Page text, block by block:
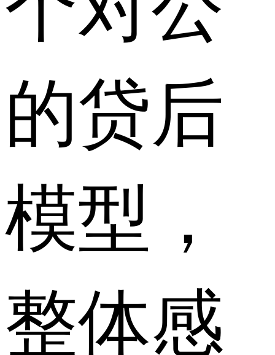
的贷后
模型，
整体感